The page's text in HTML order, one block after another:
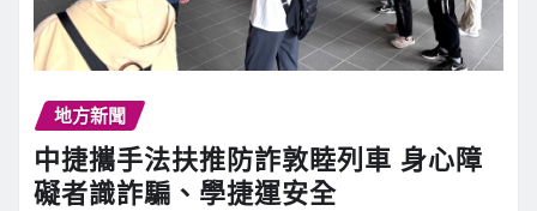
地方新聞
中捷攜手法扶推防詐敦睦列車 身心障
礙者識詐騙、學捷運安全